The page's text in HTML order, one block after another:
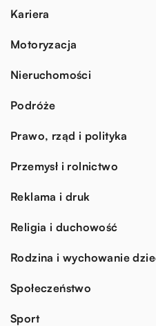
Kariera
Motoryzacja
Nieruchomości
Podróże
Prawo, rząd i polityka
Przemysł i rolnictwo
Reklama i druk
Religia i duchowość
Rodzina i wychowanie
Społeczeństwo
Sport